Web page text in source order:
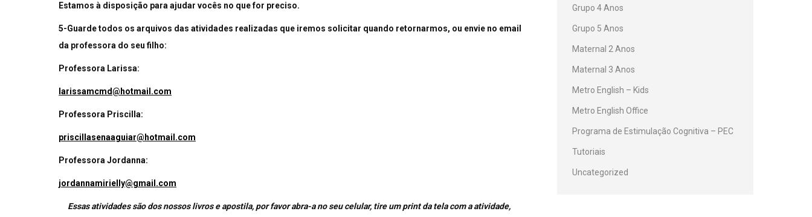
Estamos à disposição para ajudar vocês no que for preciso.
5-Guarde todos os arquivos das atividades realizadas que iremos solicitar quando retornarmos, ou envie no email
da professora do seu filho:
Professora Larissa:
larissamcmd@hotmail.com
Professora Priscilla:
priscillasenaaguiar@hotmail.com
Professora Jordanna:
jordannamirielly@gmail.com
Essas atividades são dos nossos livros e apostila, por favor abra-a no seu celular, tire um print da tela com a atividade,
Grupo 4 Anos
Grupo 5 Anos
Maternal 2 Anos
Maternal 3 Anos
Metro English – Kids
Metro English Office
Programa de Estimulação Cognitiva – PEC
Tutoriais
Uncategorized